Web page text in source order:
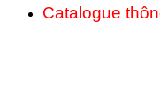
Catalogue